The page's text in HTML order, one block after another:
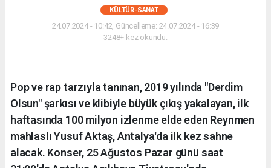
KÜLTÜR-SANAT
24.07.2024 - 10:42, Güncelleme: 24.07.2024 - 16:39
3248+ kez okundu.
Pop ve rap tarzıyla tanınan, 2019 yılında "Derdim
Olsun" şarkısı ve klibiyle büyük çıkış yakalayan, ilk
haftasında 100 milyon izlenme elde eden Reynmen
mahlaslı Yusuf Aktaş, Antalya'da ilk kez sahne
alacak. Konser, 25 Ağustos Pazar günü saat